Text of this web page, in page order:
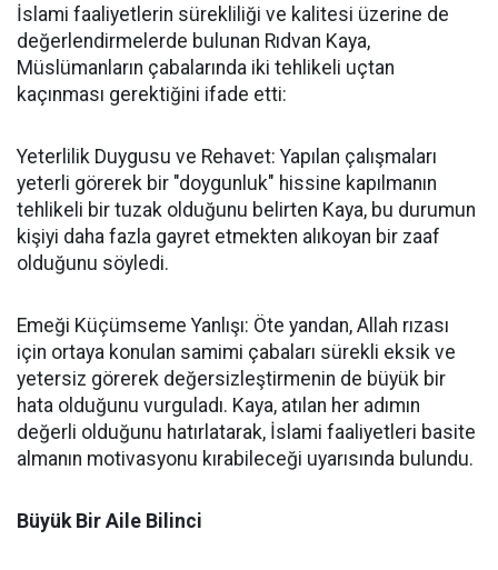
İslami faaliyetlerin sürekliliği ve kalitesi üzerine de
değerlendirmelerde bulunan Rıdvan Kaya,
Müslümanların çabalarında iki tehlikeli uçtan
kaçınması gerektiğini ifade etti:
Yeterlilik Duygusu ve Rehavet: Yapılan çalışmaları
yeterli görerek bir "doygunluk" hissine kapılmanın
tehlikeli bir tuzak olduğunu belirten Kaya, bu durumun
kişiyi daha fazla gayret etmekten alıkoyan bir zaaf
olduğunu söyledi.
Emeği Küçümseme Yanlışı: Öte yandan, Allah rızası
için ortaya konulan samimi çabaları sürekli eksik ve
yetersiz görerek değersizleştirmenin de büyük bir
hata olduğunu vurguladı. Kaya, atılan her adımın
değerli olduğunu hatırlatarak, İslami faaliyetleri basite
almanın motivasyonu kırabileceği uyarısında bulundu.
Büyük Bir Aile Bilinci